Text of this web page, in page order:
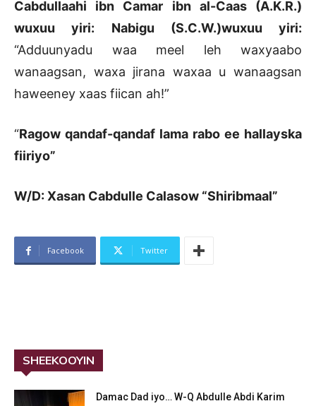
Cabdullaahi ibn Camar ibn al-Caas (A.K.R.)
wuxuu yiri: Nabigu (S.C.W.)wuxuu yiri:
“Adduunyadu waa meel leh waxyaabo
wanaagsan, waxa jirana waxaa u wanaagsan
haweeney xaas fiican ah!”
“Ragow qandaf-qandaf lama rabo ee hallayska
fiiriyo”
W/D: Xasan Cabdulle Calasow “Shiribmaal”
Facebook Twitter
SHEEKOOYIN
Damac Dad iyo… W-Q Abdulle Abdi Karim